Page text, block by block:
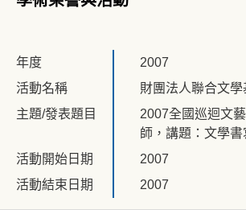
年度
2007
活動名稱
財團法人聯合文學
主題/發表題目
2007全國巡迴文
師，講題：文學
活動開始日期
2007
活動結束日期
2007